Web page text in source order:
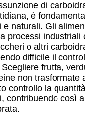
di
è
e naturali. Gli
processi industriali
o altri
difficile il
frutta,
non trasformate
controllo la
contribuendo così